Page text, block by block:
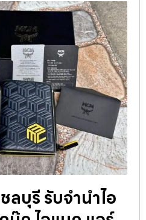
ลบุรี รับจำนำไอ